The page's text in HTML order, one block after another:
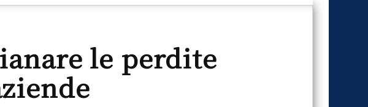
le perdite